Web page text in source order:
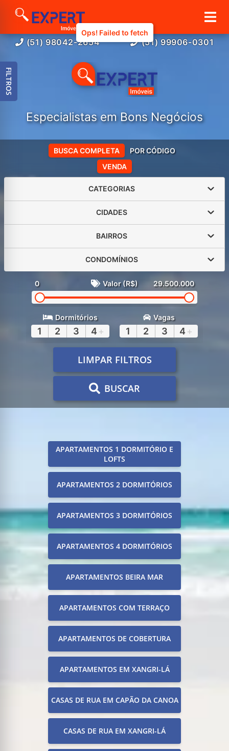
(51) 98042-2654 (51) 99906-0301
Especialistas em Bons Negócios
VENDA
BUSCA COMPLETA POR CÓDIGO
CATEGORIAS
CIDADES
BAIRROS
CONDOMÍNIOS
0 Valor (R$) 29.500.000
Dormitórios
1 2 3 4 +
Vagas
1 2 3 4 +
LIMPAR FILTROS
BUSCAR
APARTAMENTOS 1 DORMITÓRIO E
LOFTS
APARTAMENTOS 2 DORMITÓRIOS
APARTAMENTOS 3 DORMITÓRIOS
APARTAMENTOS 4 DORMITÓRIOS
APARTAMENTOS BEIRA MAR
APARTAMENTOS COM TERRAÇO
APARTAMENTOS DE COBERTURA
APARTAMENTOS EM XANGRI-LÁ
CASAS DE RUA EM CAPÃO DA CANOA
CASAS DE RUA EM XANGRI-LÁ
FILTROS